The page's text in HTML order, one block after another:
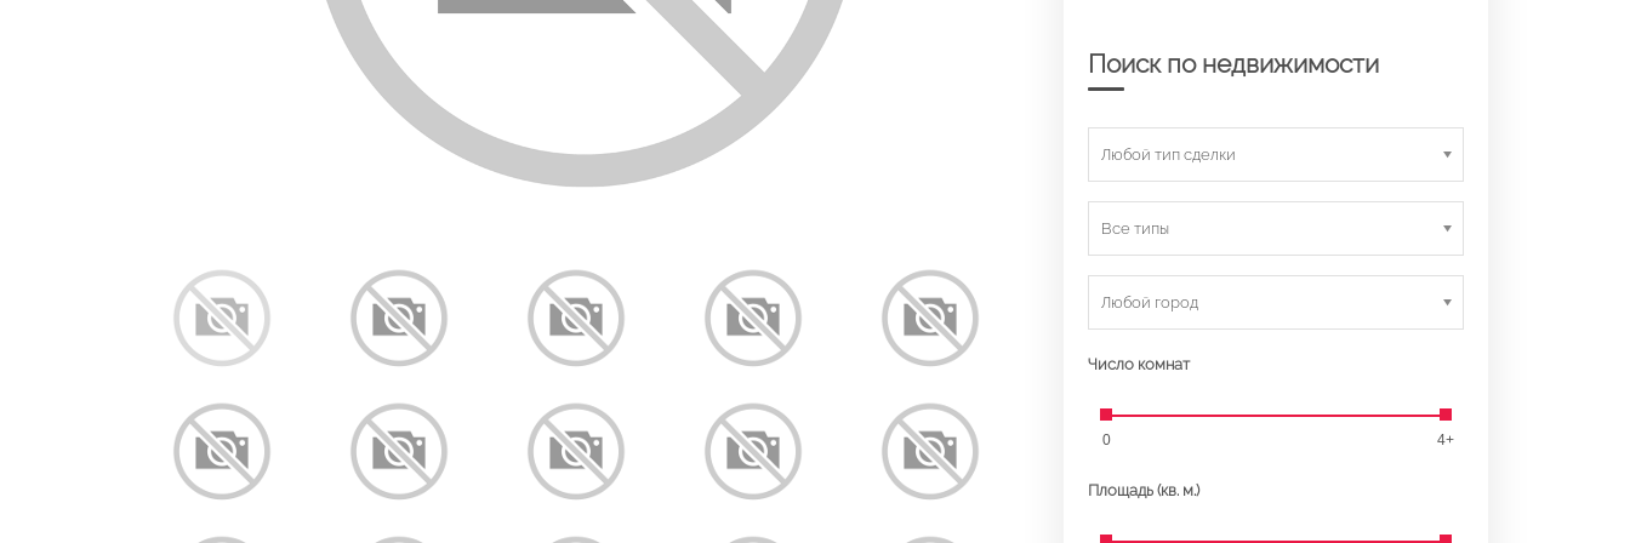
Поиск по недвижимости
Любой тип сделки
Все типы
Любой город
Число комнат
0 4+
Площадь (кв. м.)